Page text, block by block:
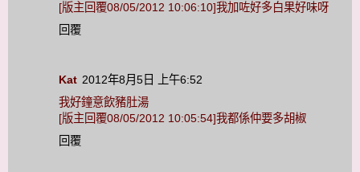
[版主回覆08/05/2012 10:06:10]我加咗好多白果好味呀
回覆
Kat 2012年8月5日 上午6:52
我好鐘意飲豬肚湯
[版主回覆08/05/2012 10:05:54]我都係仲要多胡椒
回覆